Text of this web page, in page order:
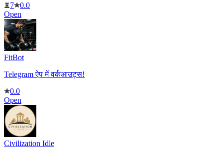
7
0.0
Open
FitBot
Telegram ऐप में वर्कआउट्स!
0.0
Open
Civilization Idle